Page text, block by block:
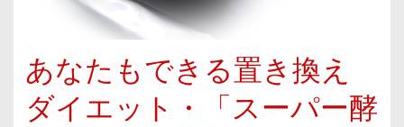
あなたもできる置き換え
ダイエット・「スーパー酵